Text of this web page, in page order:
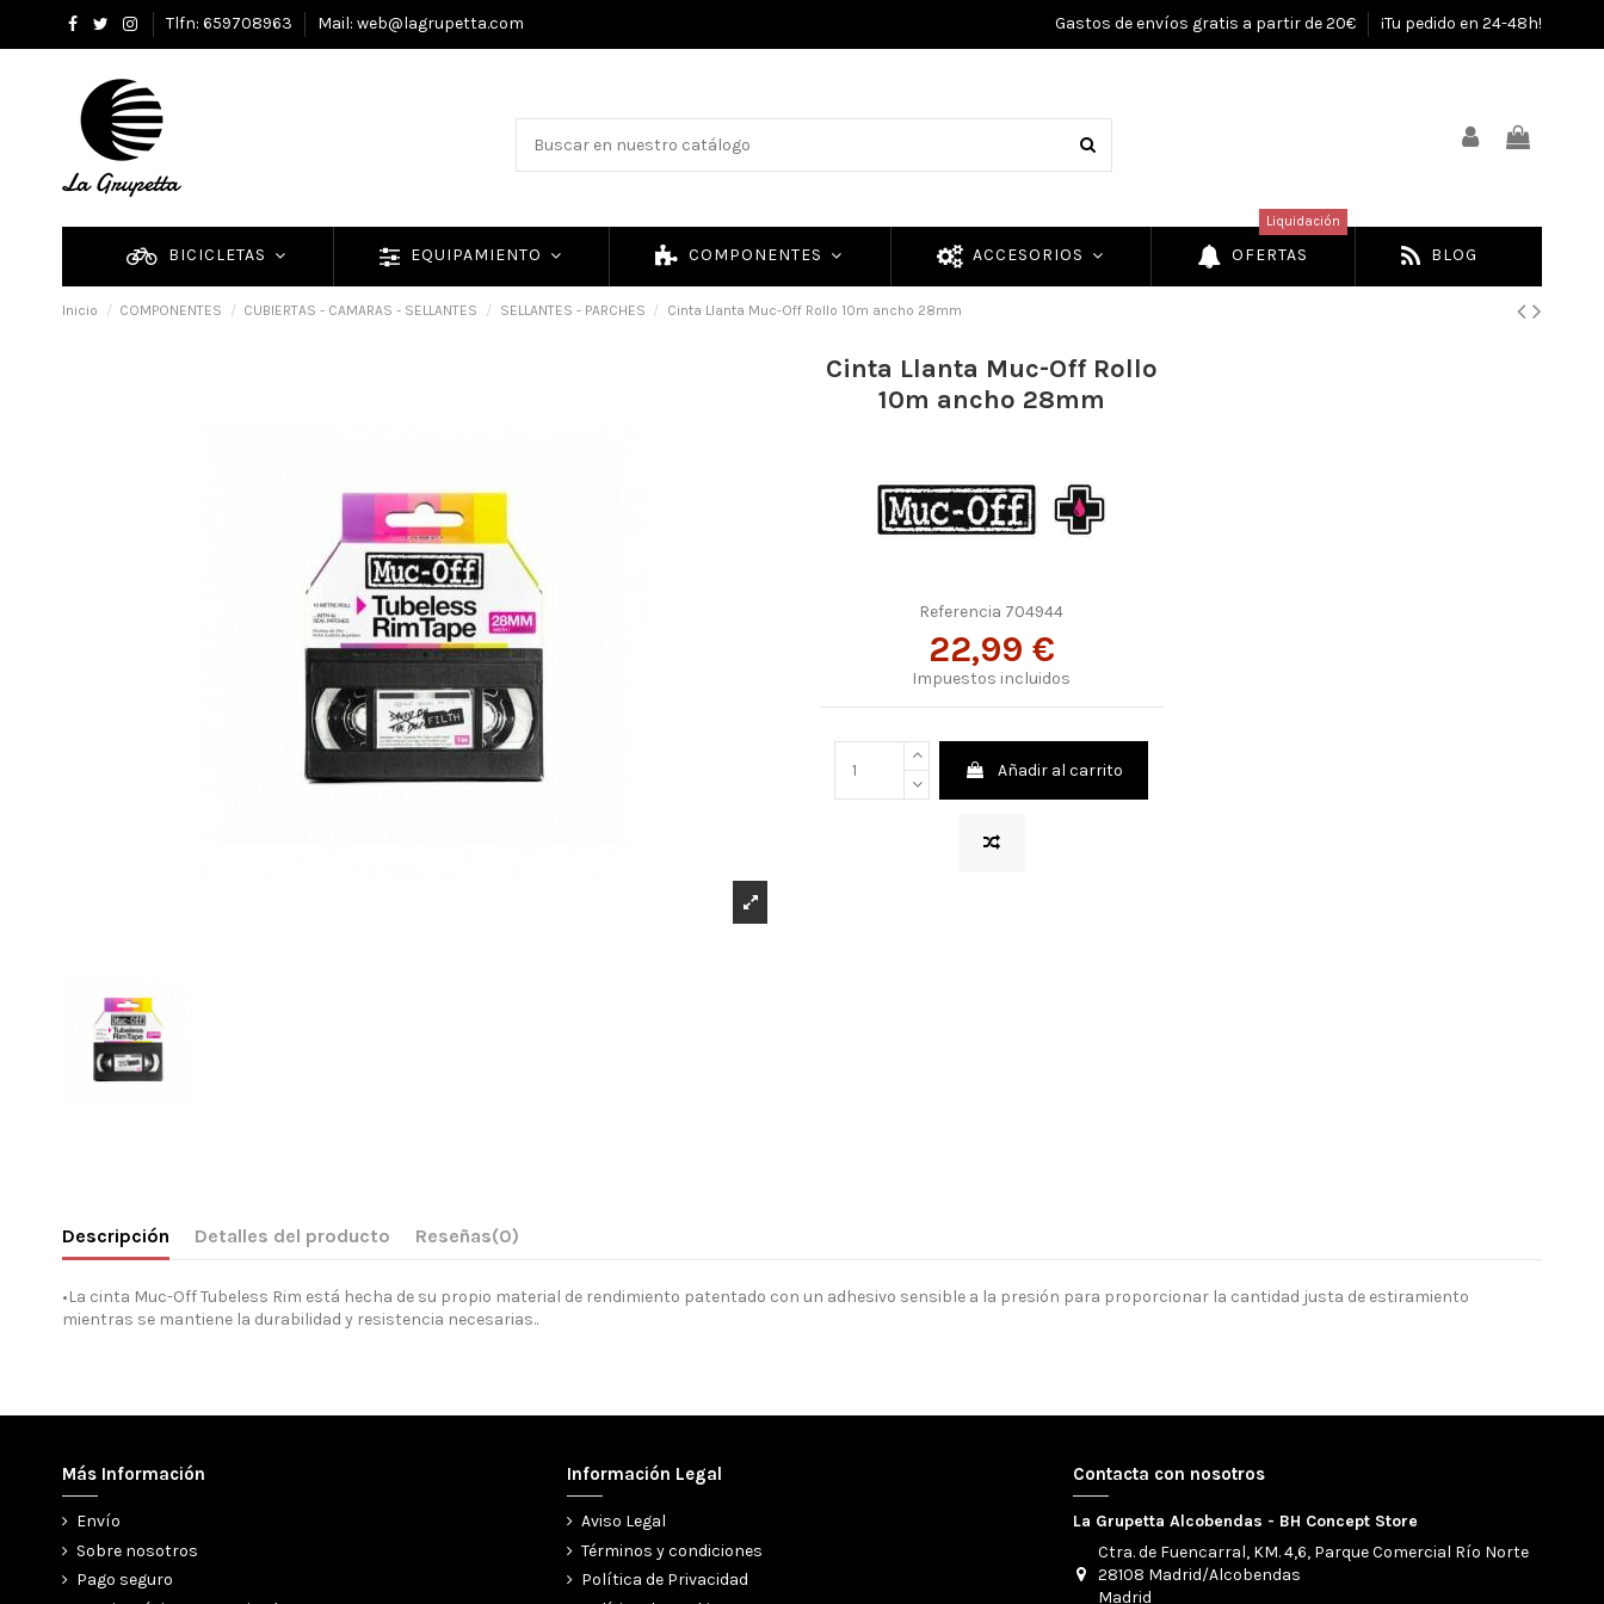
Tlfn: 659708963 Mail: web@lagrupetta.com Gastos de envíos gratis a partir de 20€ ¡Tu pedido en 24-48h!
BICICLETAS EQUIPAMIENTO COMPONENTES ACCESORIOS OFERTAS
Liquidación
BLOG
Inicio COMPONENTES CUBIERTAS - CAMARAS - SELLANTES SELLANTES - PARCHES Cinta Llanta Muc-Off Rollo 10m ancho 28mm
Cinta Llanta Muc-Off Rollo
10m ancho 28mm
Referencia 704944
22,99 €
Impuestos incluidos
Añadir al carrito
Descripción Detalles del producto Reseñas(0)
•La cinta Muc-Off Tubeless Rim está hecha de su propio material de rendimiento patentado con un adhesivo sensible a la presión para proporcionar la cantidad justa de estiramiento
mientras se mantiene la durabilidad y resistencia necesarias..
Más Información
Envío
Sobre nosotros
Pago seguro
Información Legal
Aviso Legal
Términos y condiciones
Política de Privacidad
Contacta con nosotros
La Grupetta Alcobendas - BH Concept Store
Ctra. de Fuencarral, KM. 4,6, Parque Comercial Río Norte
28108 Madrid/Alcobendas
Madrid